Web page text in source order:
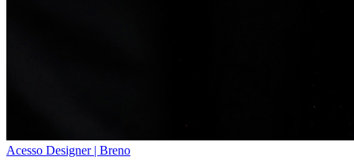
Acesso Designer | Breno